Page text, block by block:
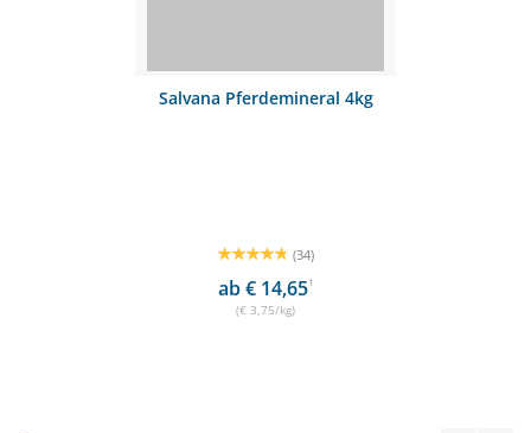
Salvana Pferdemineral 4kg
(34)
ab € 14,651
(€ 3,75/kg)